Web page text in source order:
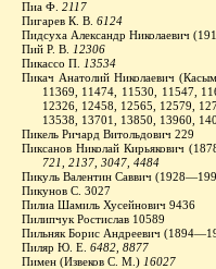
Пиа Ф. 2117
Пигарев К. В. 6124
Пидсуха Александр Николаевич
Пий Р. В. 12306
Пикассо П. 13534
Пикач Анатолий Николаевич
11369, 11474, 11530, 11547,
12326, 12458, 12565, 12579,
13538, 13701, 13850, 13960,
Пикель Ричард Витольдович 229
Пиксанов Николай Кирьякович
721, 2137, 3047, 4484
Пикуль Валентин Саввич
Пикунов С. 3027
Пилиа Шамиль Хусейнович 9436
Пилипчук Ростислав 10589
Пильняк Борис Андреевич
Пиляр Ю. Е. 6482, 8877
Пимен (Извеков С. М.) 16027